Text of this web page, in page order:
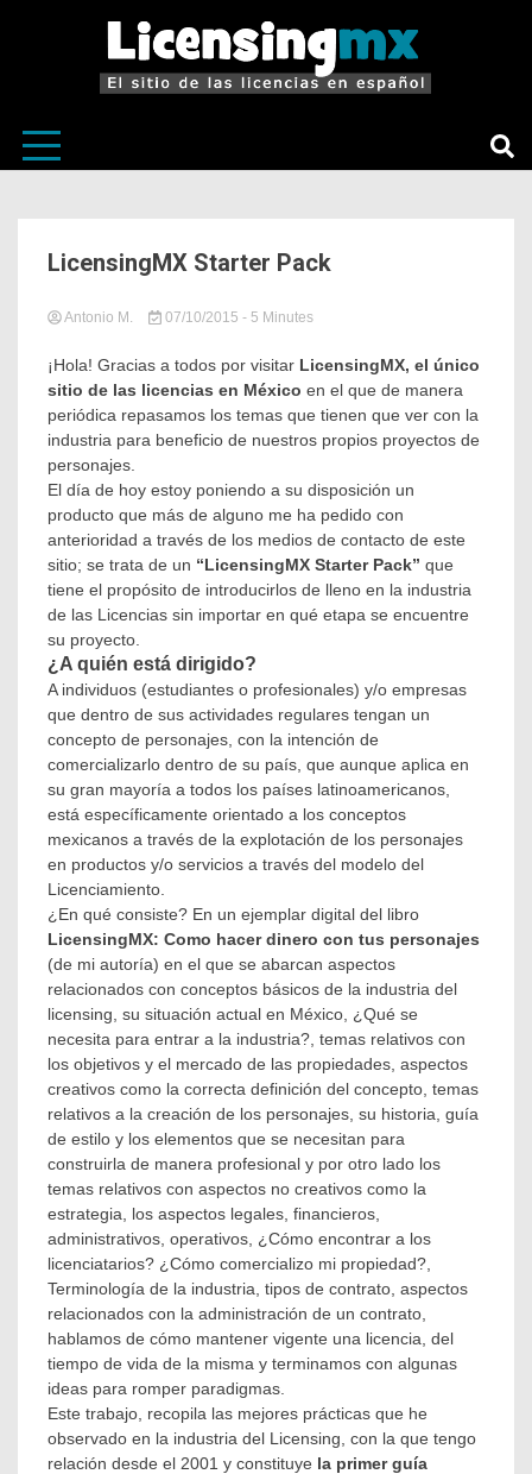
LicensingMX Starter Pack
Antonio M. 07/10/2015 in
categoría
Tagged
hacer
dinero
tus
personajes,
de
Playeras,
Licensing
licensingmx,
LicensingMX
Starter
Oportunidad
Producto
- 5 Minutes
¡Hola! Gracias a todos por visitar LicensingMX, el único
sitio de las licencias en México en el que de manera
periódica repasamos los temas que tienen que ver con la
industria para beneficio de nuestros propios proyectos de
personajes.
El día de hoy estoy poniendo a su disposición un
producto que más de alguno me ha pedido con
anterioridad a través de los medios de contacto de este
sitio; se trata de un “LicensingMX Starter Pack” que
tiene el propósito de introducirlos de lleno en la industria
de las Licencias sin importar en qué etapa se encuentre
su proyecto.
¿A quién está dirigido?
A individuos (estudiantes o profesionales) y/o empresas
que dentro de sus actividades regulares tengan un
concepto de personajes, con la intención de
comercializarlo dentro de su país, que aunque aplica en
su gran mayoría a todos los países latinoamericanos,
está específicamente orientado a los conceptos
mexicanos a través de la explotación de los personajes
en productos y/o servicios a través del modelo del
Licenciamiento.
¿En qué consiste? En un ejemplar digital del libro
LicensingMX: Como hacer dinero con tus personajes
(de mi autoría) en el que se abarcan aspectos
relacionados con conceptos básicos de la industria del
licensing, su situación actual en México, ¿Qué se
necesita para entrar a la industria?, temas relativos con
los objetivos y el mercado de las propiedades, aspectos
creativos como la correcta definición del concepto, temas
relativos a la creación de los personajes, su historia, guía
de estilo y los elementos que se necesitan para
construirla de manera profesional y por otro lado los
temas relativos con aspectos no creativos como la
estrategia, los aspectos legales, financieros,
administrativos, operativos, ¿Cómo encontrar a los
licenciatarios? ¿Cómo comercializo mi propiedad?,
Terminología de la industria, tipos de contrato, aspectos
relacionados con la administración de un contrato,
hablamos de cómo mantener vigente una licencia, del
tiempo de vida de la misma y terminamos con algunas
ideas para romper paradigmas.
Este trabajo, recopila las mejores prácticas que he
observado en la industria del Licensing, con la que tengo
relación desde el 2001 y constituye la primer guía